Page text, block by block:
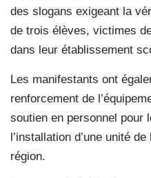
des slogans exigeant la
de trois élèves, victimes
dans leur établissement
Les manifestants ont
renforcement de
soutien en personnel pour
l’installation d’une unité
région.